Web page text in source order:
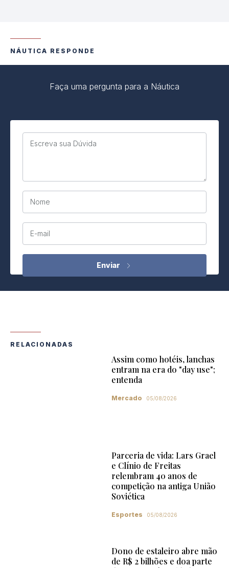
NÁUTICA RESPONDE
Faça uma pergunta para a Náutica
Escreva sua Dúvida
Nome
E-mail
RELACIONADAS
Assim como hotéis, lanchas
entram na era do "day use";
entenda
Mercado 05/08/2026
Parceria de vida: Lars Grael
e Clínio de Freitas
relembram 40 anos de
competição na antiga União
Soviética
Esportes 05/08/2026
Dono de estaleiro abre mão
de R$ 2 bilhões e doa parte